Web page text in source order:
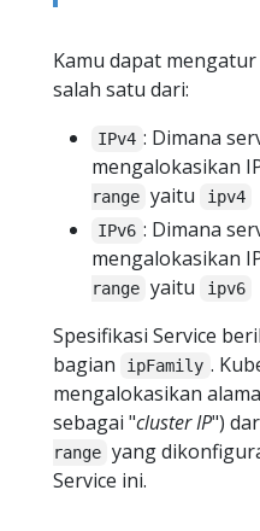
Kamu dapat mengatur
salah satu dari:
IPv4 : Dimana
mengalokasikan
range yaitu
ipv4
IPv6 : Dimana
mengalokasikan
range yaitu ipv6
Spesifikasi Service
bagian
ipFamily .
mengalokasikan
sebagai "cluster IP")
range yang
Service ini.